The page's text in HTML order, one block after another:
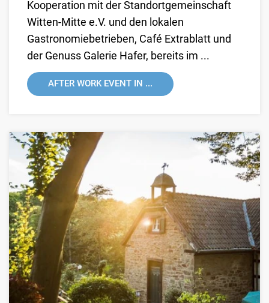
Kooperation mit der Standortgemeinschaft
Witten-Mitte e.V. und den lokalen
Gastronomiebetrieben, Café Extrablatt und
der Genuss Galerie Hafer, bereits im ...
AFTER WORK EVENT IN ...